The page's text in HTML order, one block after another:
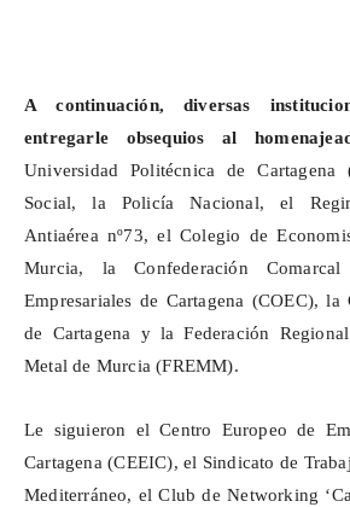
A continuación, diversas
entregarle obsequios al
Universidad Politécnica de Cartagena
Social, la Policía Nacional, el
Antiaérea nº73, el Colegio de
Murcia, la Confederación Comarcal
Empresariales de Cartagena (COEC), la
de Cartagena y la Federación
Metal de Murcia (FREMM).
Le siguieron el Centro Europeo de
Cartagena (CEEIC), el Sindicato de
Mediterráneo, el Club deNetworking